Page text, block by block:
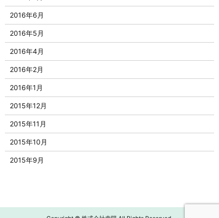
2016年6月
2016年5月
2016年4月
2016年2月
2016年1月
2015年12月
2015年11月
2015年10月
2015年9月